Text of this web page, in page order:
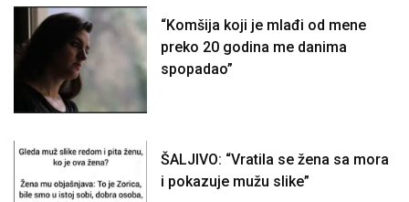
“Komšija koji je mlađi od mene
preko 20 godina me danima
spopadao”
ŠALJIVO: “Vratila se žena sa mora
i pokazuje mužu slike”